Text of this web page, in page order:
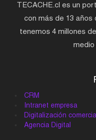
TECACHE.cl es un
con más de 13
tenemos 4 millones
medio
CRM
Intranet empresa
Digitalización comercial
Agencia Digital